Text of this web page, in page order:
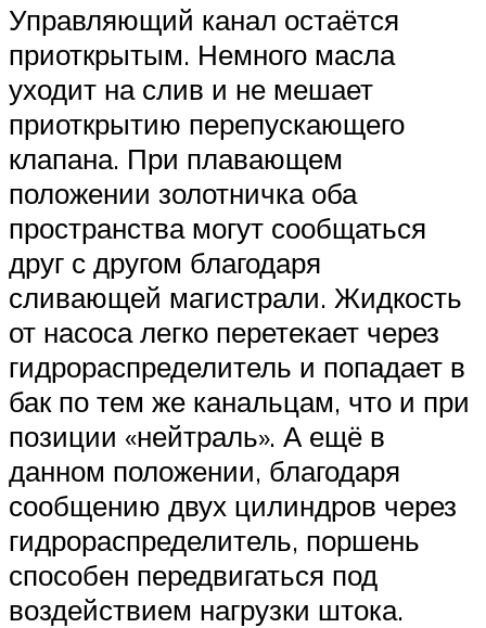
Управляющий канал остаётся
приоткрытым. Немного масла
уходит на слив и не мешает
приоткрытию перепускающего
клапана. При плавающем
положении золотничка оба
пространства могут сообщаться
друг с другом благодаря
сливающей магистрали. Жидкость
от насоса легко перетекает через
гидрораспределитель и попадает в
бак по тем же канальцам, что и при
позиции «нейтраль». А ещё в
данном положении, благодаря
сообщению двух цилиндров через
гидрораспределитель, поршень
способен передвигаться под
воздействием нагрузки штока.